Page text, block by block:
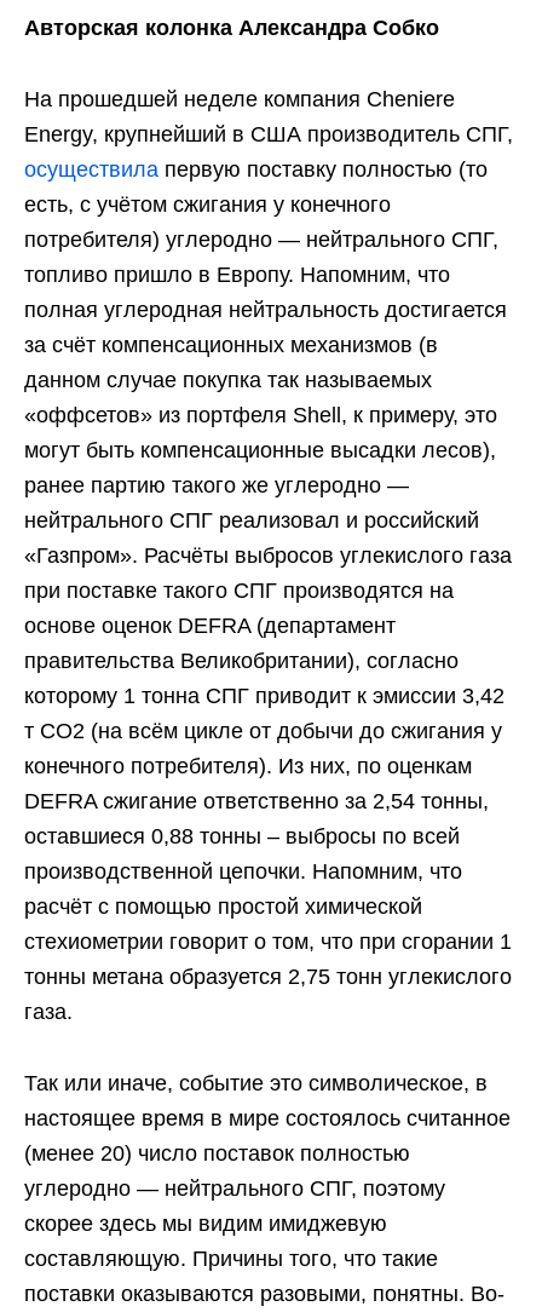
Авторская колонка Александра Собко
На прошедшей неделе компания Cheniere
Energy, крупнейший в США производитель СПГ,
осуществила первую поставку полностью (то
есть, с учётом сжигания у конечного
потребителя) углеродно — нейтрального СПГ,
топливо пришло в Европу. Напомним, что
полная углеродная нейтральность достигается
за счёт компенсационных механизмов (в
данном случае покупка так называемых
«оффсетов» из портфеля Shell, к примеру, это
могут быть компенсационные высадки лесов),
ранее партию такого же углеродно —
нейтрального СПГ реализовал и российский
«Газпром». Расчёты выбросов углекислого газа
при поставке такого СПГ производятся на
основе оценок DEFRA (департамент
правительства Великобритании), согласно
которому 1 тонна СПГ приводит к эмиссии 3,42
т CO2 (на всём цикле от добычи до сжигания у
конечного потребителя). Из них, по оценкам
DEFRA сжигание ответственно за 2,54 тонны,
оставшиеся 0,88 тонны – выбросы по всей
производственной цепочки. Напомним, что
расчёт с помощью простой химической
стехиометрии говорит о том, что при сгорании 1
тонны метана образуется 2,75 тонн углекислого
газа.
Так или иначе, событие это символическое, в
настоящее время в мире состоялось считанное
(менее 20) число поставок полностью
углеродно — нейтрального СПГ, поэтому
скорее здесь мы видим имиджевую
составляющую. Причины того, что такие
поставки оказываются разовыми, понятны. Во-